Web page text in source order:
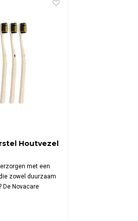
Houtvezel
met een
zowel duurzaam
De Novacare
Micro